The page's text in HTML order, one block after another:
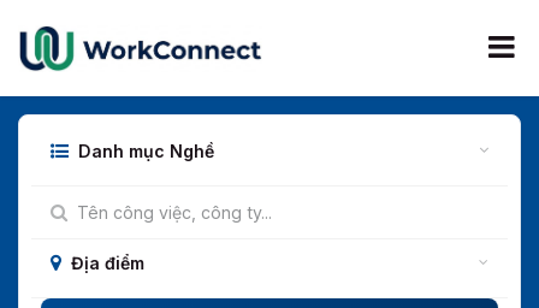
Bỏ qua để đến Nội dung
Danh mục Nghề
Địa điểm